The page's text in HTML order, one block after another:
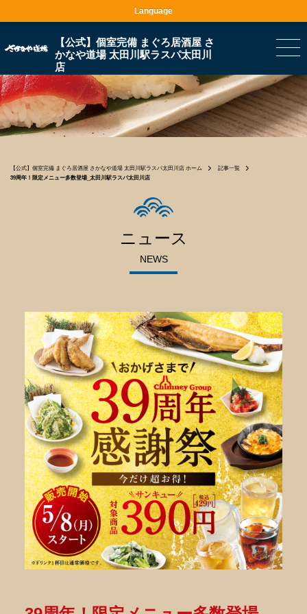
【公式】個室完備 まぐろ居酒屋 さ
かなや道場 太田川駅ラスパ太田川
店
【公式】個室完備 まぐろ居酒屋 さかなや道場 太田川駅ラスパ太田川店 ホーム
記事一覧
39周年！限定メニュー多数登場_太田川駅ラスパ太田川店
ニュース
NEWS
Language